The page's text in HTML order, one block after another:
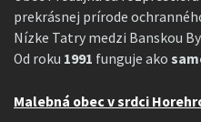
prekrásnej prírode
Nízke Tatry medzi Banskou
Od roku 1991 funguje ako
Malebná obec v srdci